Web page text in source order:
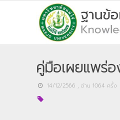
คู่มือเผยแพร่อ
14/12/2566 , อ่าน 1064 ครั้ง